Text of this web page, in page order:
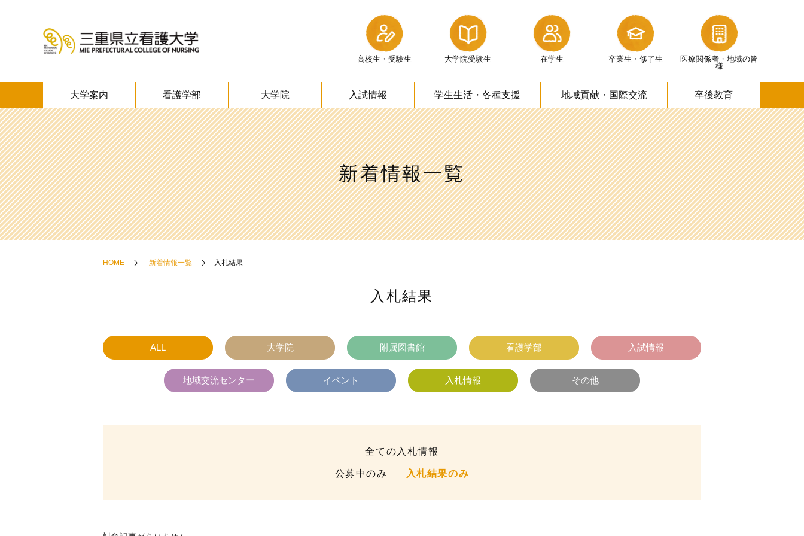
高校生・受験生 大学院受験生 在学生 卒業生・修了生 医療関係者・ 地域の皆
様
大学案内 看護学部 大学院 入試情報 学生生活・各種支援 地域貢献・ 国際交流 卒後教育
新着情報一覧
HOME 新着情報一覧 入札結果
入札結果
ALL 大学院 附属図書館 看護学部 入試情報
地域交流センター イベント 入札情報 その他
全ての入札情報
公募中のみ 入札結果のみ